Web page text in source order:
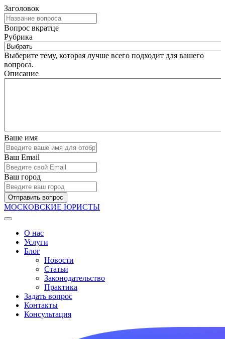
Заголовок
Вопрос вкратце
Рубрика
Выберите тему, которая лучше всего подходит для вашего
вопроса.
Описание
Ваше имя
Ваш Email
Ваш город
Отправить вопрос
МОСКОВСКИЕ ЮРИСТЫ
О нас
Услуги
Блог
Новости
Статьи
Законодательство
Практика
Задать вопрос
Контакты
Консультация